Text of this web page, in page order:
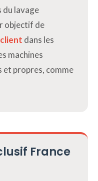
du lavage
objectif de
dans les
machines
et propres, comme
France